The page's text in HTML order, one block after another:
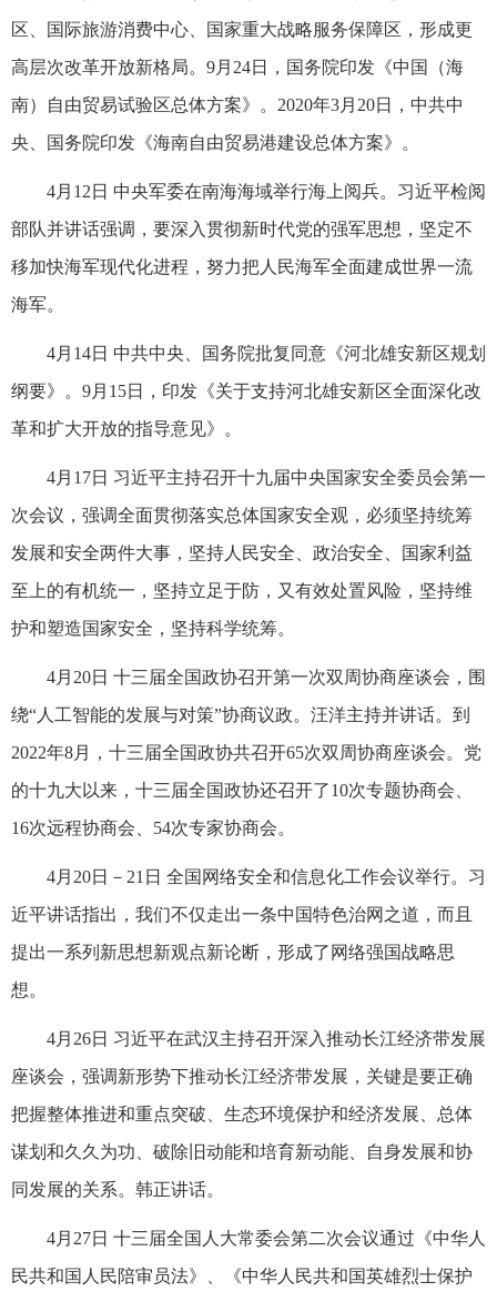
区、国际旅游消费中心、国家重大战略服务保障区，形成更
高层次改革开放新格局。9月24日，国务院印发《中国（海
南）自由贸易试验区总体方案》。2020年3月20日，中共中
央、国务院印发《海南自由贸易港建设总体方案》。
4月12日 中央军委在南海海域举行海上阅兵。习近平检阅
部队并讲话强调，要深入贯彻新时代党的强军思想，坚定不
移加快海军现代化进程，努力把人民海军全面建成世界一流
海军。
4月14日 中共中央、国务院批复同意《河北雄安新区规划
纲要》。9月15日，印发《关于支持河北雄安新区全面深化改
革和扩大开放的指导意见》。
4月17日 习近平主持召开十九届中央国家安全委员会第一
次会议，强调全面贯彻落实总体国家安全观，必须坚持统筹
发展和安全两件大事，坚持人民安全、政治安全、国家利益
至上的有机统一，坚持立足于防，又有效处置风险，坚持维
护和塑造国家安全，坚持科学统筹。
4月20日 十三届全国政协召开第一次双周协商座谈会，围
绕“人工智能的发展与对策”协商议政。汪洋主持并讲话。到
2022年8月，十三届全国政协共召开65次双周协商座谈会。党
的十九大以来，十三届全国政协还召开了10次专题协商会、
16次远程协商会、54次专家协商会。
4月20日－21日 全国网络安全和信息化工作会议举行。习
近平讲话指出，我们不仅走出一条中国特色治网之道，而且
提出一系列新思想新观点新论断，形成了网络强国战略思
想。
4月26日 习近平在武汉主持召开深入推动长江经济带发展
座谈会，强调新形势下推动长江经济带发展，关键是要正确
把握整体推进和重点突破、生态环境保护和经济发展、总体
谋划和久久为功、破除旧动能和培育新动能、自身发展和协
同发展的关系。韩正讲话。
4月27日 十三届全国人大常委会第二次会议通过《中华人
民共和国人民陪审员法》、《中华人民共和国英雄烈士保护